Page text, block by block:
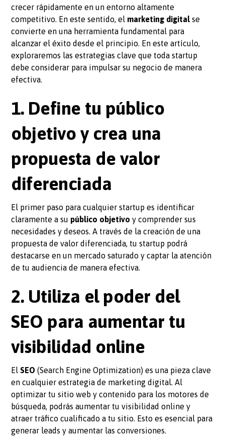
crecer rápidamente en un entorno altamente
competitivo. En este sentido, el marketing digital se
convierte en una herramienta fundamental para
alcanzar el éxito desde el principio. En este artículo,
exploraremos las estrategias clave que toda startup
debe considerar para impulsar su negocio de manera
efectiva.
1. Define tu público
objetivo y crea una
propuesta de valor
diferenciada
El primer paso para cualquier startup es identificar
claramente a su público objetivo y comprender sus
necesidades y deseos. A través de la creación de una
propuesta de valor diferenciada, tu startup podrá
destacarse en un mercado saturado y captar la atención
de tu audiencia de manera efectiva.
2. Utiliza el poder del
SEO para aumentar tu
visibilidad online
ElSEO (Search Engine Optimization) es una pieza clave
en cualquier estrategia de marketing digital. Al
optimizar tu sitio web y contenido para los motores de
búsqueda, podrás aumentar tu visibilidad online y
atraer tráfico cualificado a tu sitio. Esto es esencial para
generar leads y aumentar las conversiones.